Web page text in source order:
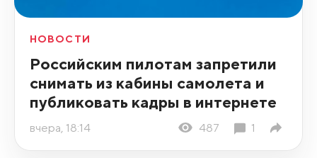
НОВОСТИ
Российским пилотам запретили
снимать из кабины самолета и
публиковать кадры в интернете
вчера, 18:14 487 1